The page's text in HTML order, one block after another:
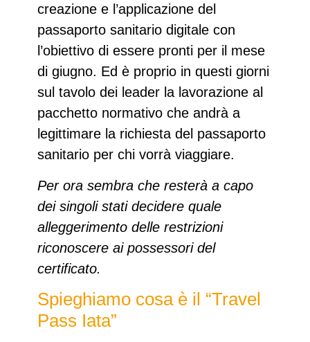
creazione e l’applicazione del
passaporto sanitario digitale con
l’obiettivo di essere pronti per il mese
di giugno. Ed è proprio in questi giorni
sul tavolo dei leader la lavorazione al
pacchetto normativo che andrà a
legittimare la richiesta del passaporto
sanitario per chi vorrà viaggiare.
Per ora sembra che resterà a capo
dei singoli stati decidere quale
alleggerimento delle restrizioni
riconoscere ai possessori del
certificato.
Spieghiamo cosa è il “Travel
Pass Iata”